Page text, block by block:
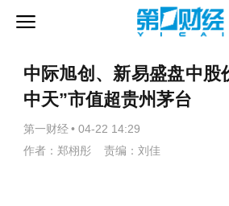
中际旭创、新易盛盘中股
中天”市值超贵州茅台
第一财经 • 04-22 14:29
作者：郑栩彤 责编：刘佳